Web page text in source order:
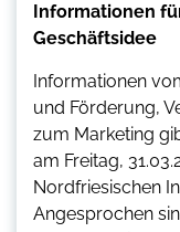
Informationen
Geschäftsidee
Informationen
und Förderung,
zum Marketing
am Freitag,
Nordfriesischen
Angesprochen